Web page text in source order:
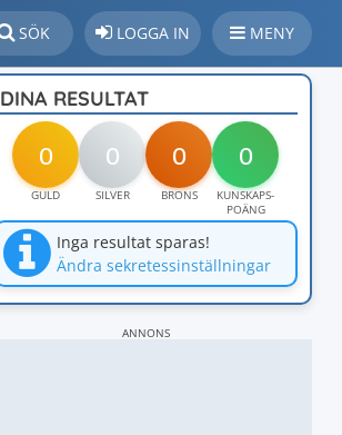
SÖK LOGGA IN MENY
DINA RESULTAT
0 0 0 0
GULD SILVER BRONS
KUNSKAPS-
POÄNG
Inga resultat sparas!
Ändra sekretessinställningar
ANNONS